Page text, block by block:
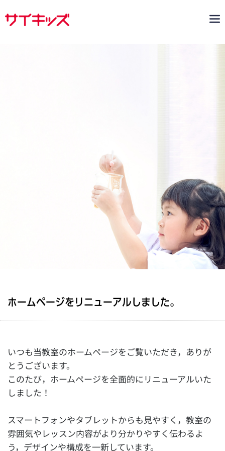
ホームページをリニューアルしました。
いつも当教室のホームページをご覧いただき，ありが
とうございます。
このたび，ホームページを全面的にリニューアルいた
しました！
スマートフォンやタブレットからも見やすく，教室の
雰囲気やレッスン内容がより分かりやすく伝わるよ
う，デザインや構成を一新しています。